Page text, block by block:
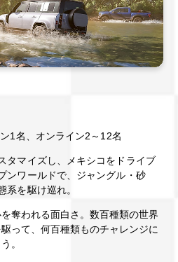
1名、オンライン2～12名
タマイズし、メキシコをドライブ
ンワールドで、ジャングル・砂
系を駆け巡れ。
奪われる面白さ。数百種類の世界
って、何百種類ものチャレンジに
。